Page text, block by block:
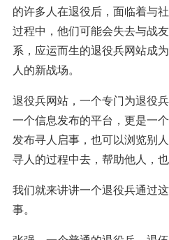
的许多人在退役后，面临着与
过程中，他们可能会失去与战
系，应运而生的退役兵网站成
人的新战场。
退役兵网站，一个专门为退役
一个信息发布的平台，更是一
发布寻人启事，也可以浏览别
寻人的过程中去，帮助他人，也
我们就来讲讲一个退役兵通过
事。